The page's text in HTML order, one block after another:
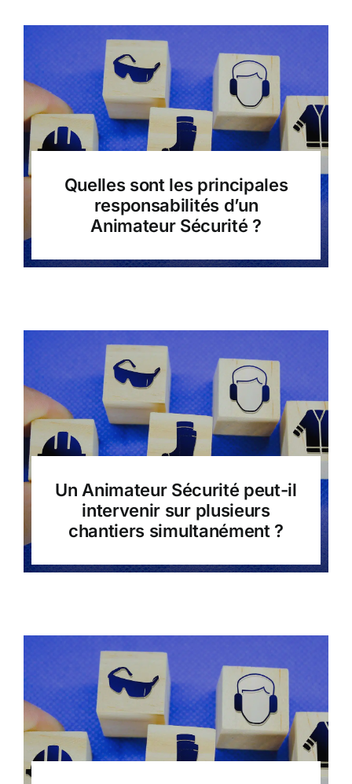
Quelles sont les principales
responsabilités d’un
Animateur Sécurité ?
Un Animateur Sécurité peut-il
intervenir sur plusieurs
chantiers simultanément ?